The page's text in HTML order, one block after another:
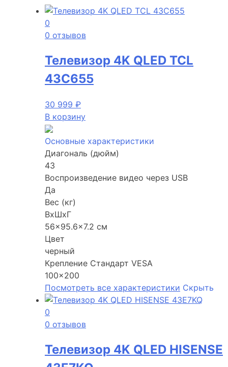
0
0 отзывов
Телевизор 4K QLED TCL
43C655
30 999 ₽
В корзину
Основные характеристики
Диагональ (дюйм)
43
Воспроизведение видео через USB
Да
Вес (кг)
ВхШхГ
56×95.6×7.2 см
Цвет
черный
Крепление Стандарт VESA
100×200
Посмотреть все характеристики Скрыть
0
0 отзывов
Телевизор 4K QLED HISENSE